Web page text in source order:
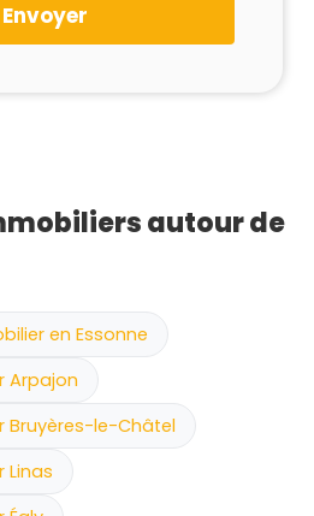
Envoyer
autour de
en Essonne
Arpajon
Bruyères-le-Châtel
Linas